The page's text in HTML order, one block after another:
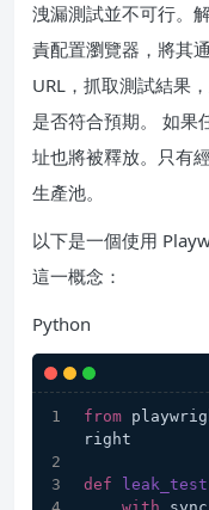
洩漏測試並不可行。
責配置瀏覽器，將其
URL，抓取測試結果
是否符合預期。 如果
址也將被釋放。只有
生產池。
以下是一個使用
這一概念：
Python
from
right
def leak_test